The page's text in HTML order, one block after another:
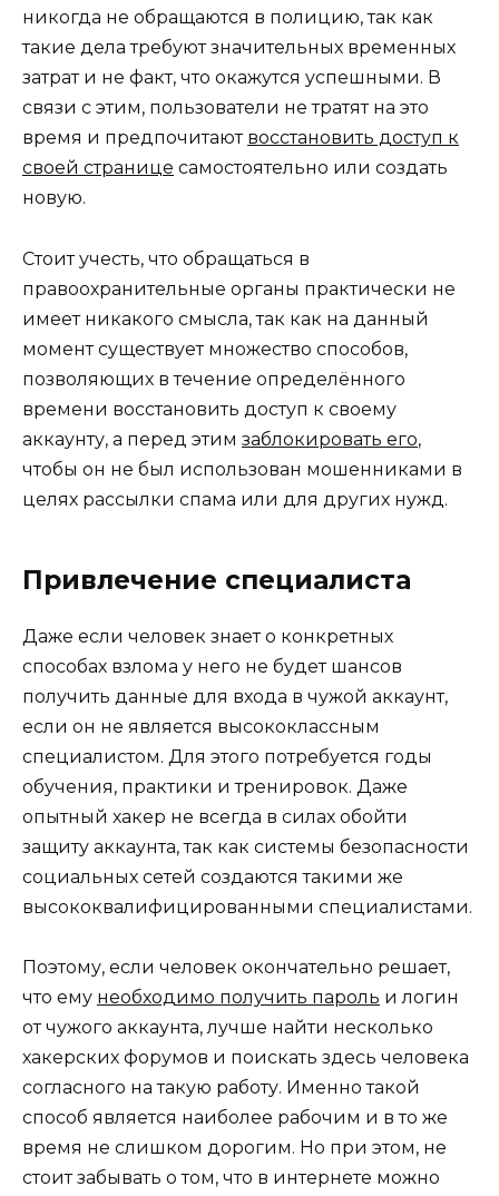
никогда не обращаются в полицию, так как
такие дела требуют значительных временных
затрат и не факт, что окажутся успешными. В
связи с этим, пользователи не тратят на это
время и предпочитают восстановить доступ к
своей странице самостоятельно или создать
новую.
Стоит учесть, что обращаться в
правоохранительные органы практически не
имеет никакого смысла, так как на данный
момент существует множество способов,
позволяющих в течение определённого
времени восстановить доступ к своему
аккаунту, а перед этим заблокировать его,
чтобы он не был использован мошенниками в
целях рассылки спама или для других нужд.
Привлечение специалиста
Даже если человек знает о конкретных
способах взлома у него не будет шансов
получить данные для входа в чужой аккаунт,
если он не является высококлассным
специалистом. Для этого потребуется годы
обучения, практики и тренировок. Даже
опытный хакер не всегда в силах обойти
защиту аккаунта, так как системы безопасности
социальных сетей создаются такими же
высококвалифицированными специалистами.
Поэтому, если человек окончательно решает,
что ему необходимо получить пароль и логин
от чужого аккаунта, лучше найти несколько
хакерских форумов и поискать здесь человека
согласного на такую работу. Именно такой
способ является наиболее рабочим и в то же
время не слишком дорогим. Но при этом, не
стоит забывать о том, что в интернете можно